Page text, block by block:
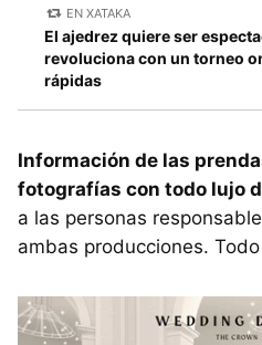
EN XATAKA
El ajedrez quiere ser
revoluciona con un torneo
rápidas
Información de las
fotografías con todo lujo
a las personas
ambas producciones.